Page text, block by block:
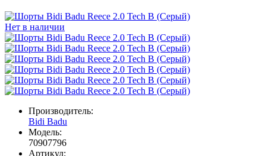
Нет в наличии
Производитель:
Bidi Badu
Модель:
70907796
Артикул: